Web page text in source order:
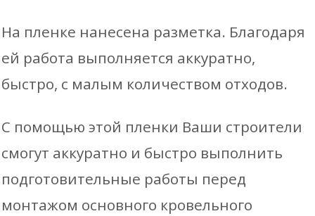
На пленке нанесена разметка. Благодаря
ей работа выполняется аккуратно,
быстро, с малым количеством отходов.
С помощью этой пленки Ваши строители
смогут аккуратно и быстро выполнить
подготовительные работы перед
монтажом основного кровельного